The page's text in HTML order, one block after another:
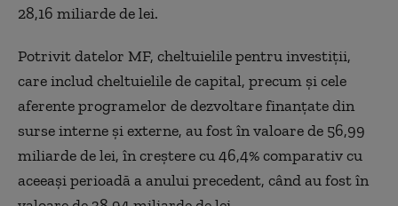
28,16 miliarde de lei.
Potrivit datelor MF, cheltuielile pentru investiţii,
care includ cheltuielile de capital, precum şi cele
aferente programelor de dezvoltare finanţate din
surse interne şi externe, au fost în valoare de 56,99
miliarde de lei, în creştere cu 46,4% comparativ cu
aceeaşi perioadă a anului precedent, când au fost în